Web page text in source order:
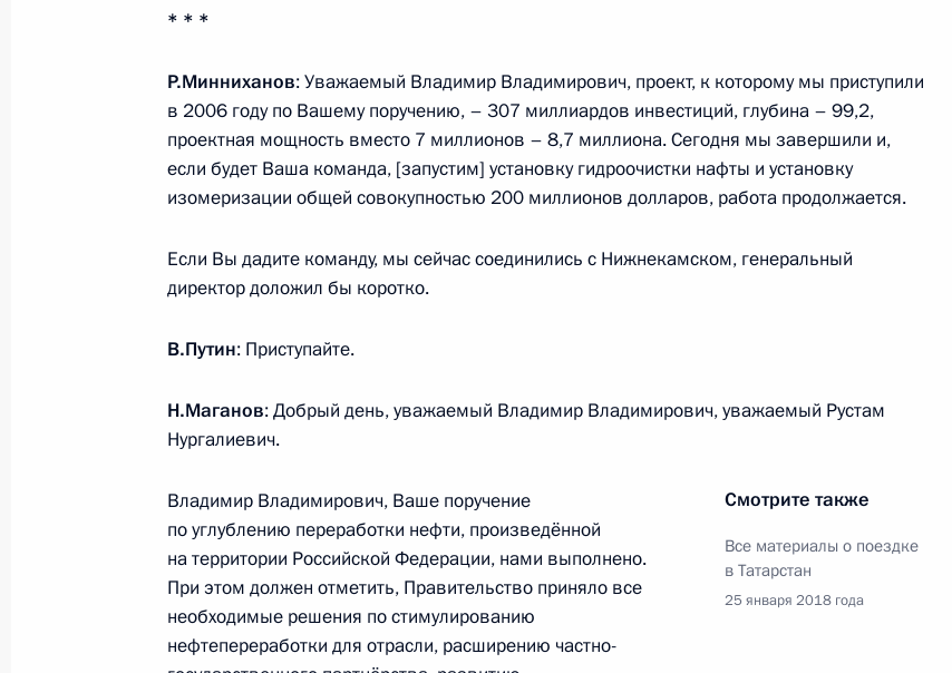
11 февраля 2019 года, 15:00
Поездка в Татарстан
25 января 2018 года, 18:30
25 января 2018 года, 18:15
Владимир Путин провёл рабочую встречу с президентом
Татарстана Рустамом Миннихановым
* * *
Р.Минниханов: Уважаемый Владимир Владимирович, проект, к которому мы приступили
в 2006 году по Вашему поручению, – 307 миллиардов инвестиций, глубина – 99,2,
проектная мощность вместо 7 миллионов – 8,7 миллиона. Сегодня мы завершили и,
если будет Ваша команда, [запустим] установку гидроочистки нафты и установку
изомеризации общей совокупностью 200 миллионов долларов, работа продолжается.
Если Вы дадите команду, мы сейчас соединились с Нижнекамском, генеральный
директор доложил бы коротко.
В.Путин: Приступайте.
Н.Маганов: Добрый день, уважаемый Владимир Владимирович, уважаемый Рустам
Нургалиевич.
Смотрите также
Все материалы о поездке
в Татарстан
25 января 2018 года
Владимир Владимирович, Ваше поручение
по углублению переработки нефти, произведённой
на территории Российской Федерации, нами выполнено.
При этом должен отметить, Правительство приняло все
необходимые решения по стимулированию
нефтепереработки для отрасли, расширению частно-